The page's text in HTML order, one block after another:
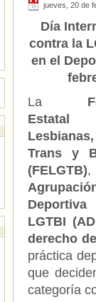
jueves, 20 de
Día
contra la
en el
La
Trans y
(FELGTB)
LGTBI
derecho
práctica
que
categoría